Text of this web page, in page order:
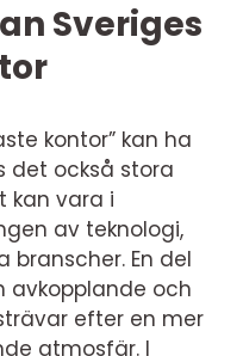
Sveriges
kontor” kan ha
det också stora
kan vara i
av teknologi,
branscher. En del
avkopplande och
efter en mer
atmosfär. I